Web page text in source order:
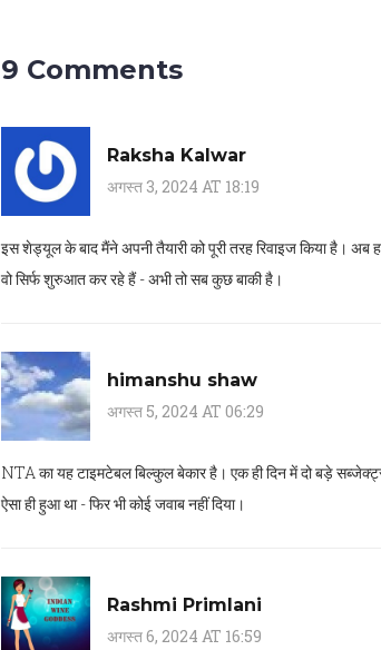
9 Comments
Raksha Kalwar
अगस्त 3, 2024 AT 18:19
इस शेड्यूल के बाद मैंने अपनी तैयारी को पूरी तरह रिवाइज किया है।
वो सिर्फ शुरुआत कर रहे हैं - अभी तो सब कुछ बाकी है।
himanshu shaw
अगस्त 5, 2024 AT 06:29
NTA का यह टाइमटेबल बिल्कुल बेकार है। एक ही दिन में दो बड़े
ऐसा ही हुआ था - फिर भी कोई जवाब नहीं दिया।
Rashmi Primlani
अगस्त 6, 2024 AT 16:59